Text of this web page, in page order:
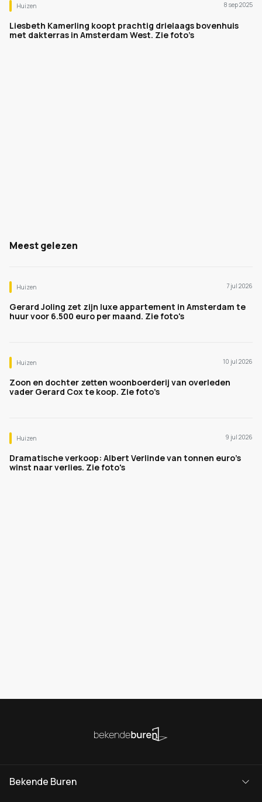
Huizen 8 sep 2025
Liesbeth Kamerling koopt prachtig drielaags bovenhuis
met dakterras in Amsterdam West. Zie foto’s
Meest gelezen
Huizen 7 jul 2026
Gerard Joling zet zijn luxe appartement in Amsterdam te
huur voor 6.500 euro per maand. Zie foto's
Huizen 10 jul 2026
Zoon en dochter zetten woonboerderij van overleden
vader Gerard Cox te koop. Zie foto's
Huizen 9 jul 2026
Dramatische verkoop: Albert Verlinde van tonnen euro's
winst naar verlies. Zie foto's
Bekende Buren